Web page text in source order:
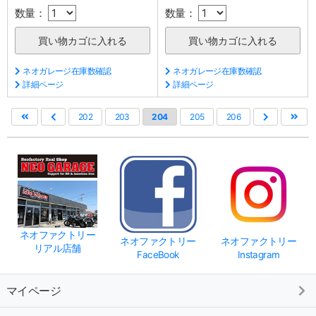
数量：
ネオガレージ在庫数確認
詳細ページ
数量：
ネオガレージ在庫数確認
詳細ページ
202 203 204 205 206
ネオファクトリー
リアル店舗
ネオファクトリー
FaceBook
ネオファクトリー
Instagram
マイページ